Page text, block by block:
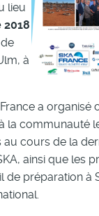
lieu
2018
à
a organisé
la communauté
cours de la
ainsi que les
de préparation à